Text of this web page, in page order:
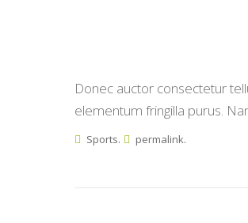
Donec auctor consectetur
elementum fringilla purus.
Sports. permalink.